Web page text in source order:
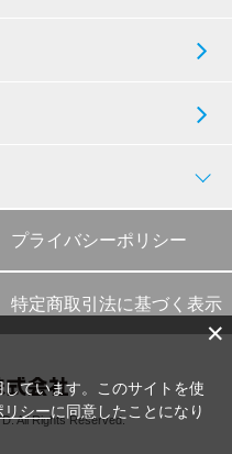
プライバシーポリシー
特定商取引法に基づく表示
All Rights Reserved.
✕
ています。このサイトを使
リシーに同意したことになり